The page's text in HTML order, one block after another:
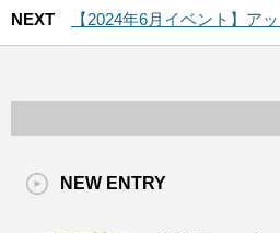
NEXT
【2024年6月イベント】ア
NEW ENTRY